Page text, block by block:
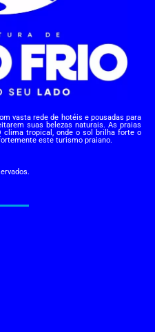
vasta rede de hotéis e pousadas para
suas belezas naturais. As praias
clima tropical, onde o sol brilha forte o
este turismo praiano.